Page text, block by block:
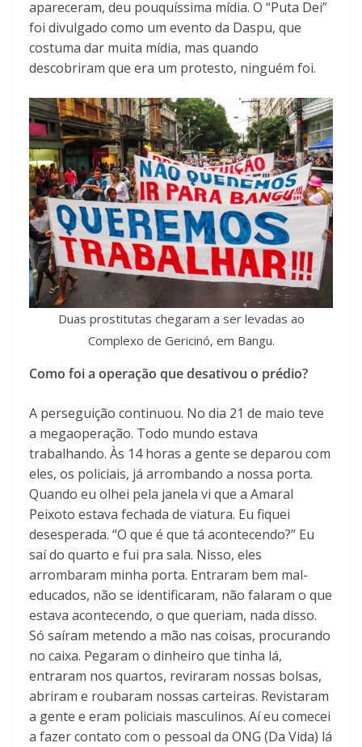
apareceram, deu pouquíssima mídia. O “Puta Dei”
foi divulgado como um evento da Daspu, que
costuma dar muita mídia, mas quando
descobriram que era um protesto, ninguém foi.
Duas prostitutas chegaram a ser levadas ao
Complexo de Gericinó, em Bangu.
Como foi a operação que desativou o prédio?
A perseguição continuou. No dia 21 de maio teve
a megaoperação. Todo mundo estava
trabalhando. Às 14 horas a gente se deparou com
eles, os policiais, já arrombando a nossa porta.
Quando eu olhei pela janela vi que a Amaral
Peixoto estava fechada de viatura. Eu fiquei
desesperada. “O que é que tá acontecendo?” Eu
saí do quarto e fui pra sala. Nisso, eles
arrombaram minha porta. Entraram bem mal-
educados, não se identificaram, não falaram o que
estava acontecendo, o que queriam, nada disso.
Só saíram metendo a mão nas coisas, procurando
no caixa. Pegaram o dinheiro que tinha lá,
entraram nos quartos, reviraram nossas bolsas,
abriram e roubaram nossas carteiras. Revistaram
a gente e eram policiais masculinos. Aí eu comecei
a fazer contato com o pessoal da ONG (Da Vida) lá